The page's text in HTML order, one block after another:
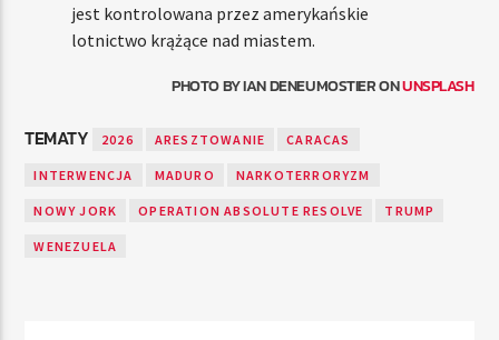
jest kontrolowana przez amerykańskie
lotnictwo krążące nad miastem.
PHOTO BY IAN DENEUMOSTIER ONUNSPLASH
TEMATY 2026 ARESZTOWANIE CARACAS
INTERWENCJA MADURO NARKOTERRORYZM
NOWY JORK OPERATION ABSOLUTE RESOLVE TRUMP
WENEZUELA